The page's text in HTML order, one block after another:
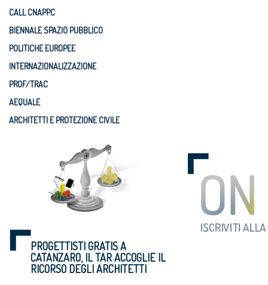
CALL CNAPPC
BIENNALE SPAZIO PUBBLICO
POLITICHE EUROPEE
INTERNAZIONALIZZAZIONE
PROF/TRAC
AEQUALE
ARCHITETTI E PROTEZIONE CIVILE
PROGETTISTI GRATIS A
CATANZARO, IL TAR ACCOGLIE IL
RICORSO DEGLI ARCHITETTI